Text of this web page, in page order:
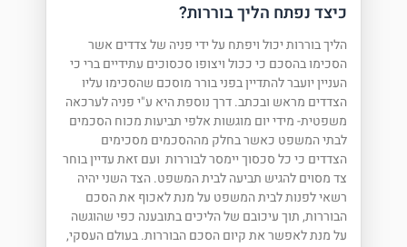
כיצד נפתח הליך בוררות?
הליך בוררות יכול ויפתח על ידי פניה של צדדים אשר
הסכימו בהסכם כי ככול ויצופו סכסוכים עתידיים ברי כי
העניין יועבר להתדיין בפני בורר מוסכם שהסכימו עליו
הצדדים מראש ובכתב. דרך נוספת היא ע"י פניה לערכאה
משפטית- מידי יום מוגשות אלפי תביעות מכוח הסכמים
לבתי המשפט כאשר בחלק מההסכמים מסכימים
הצדדים כי כל סכסוך יימסר לבוררות ועם זאת עדיין בוחר
צד מסוים להגיש תביעה לבית המשפט. הצד השני יהיה
רשאי לפנות לבית המשפט על מנת לאכוף את הסכם
הבוררות, תוך עיכובם של הליכים בתובענה כפי שהוגשה
על מנת לאפשר את קיום הסכם הבוררות. בעולם העסקי,